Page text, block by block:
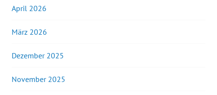
April 2026
März 2026
Dezember 2025
November 2025